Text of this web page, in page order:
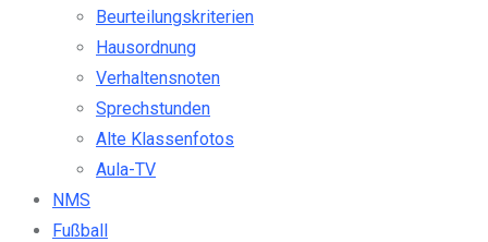
Beurteilungskriterien
Hausordnung
Verhaltensnoten
Sprechstunden
Alte Klassenfotos
Aula-TV
NMS
Fußball